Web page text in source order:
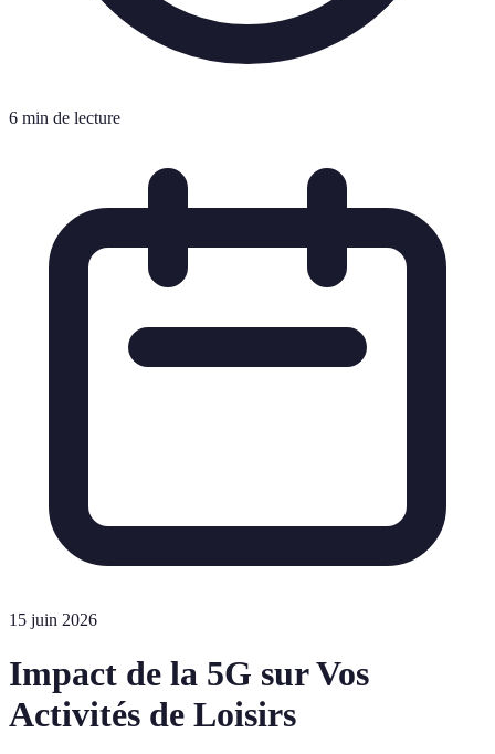
6 min de lecture
15 juin 2026
Impact de la 5G sur Vos
Activités de Loisirs